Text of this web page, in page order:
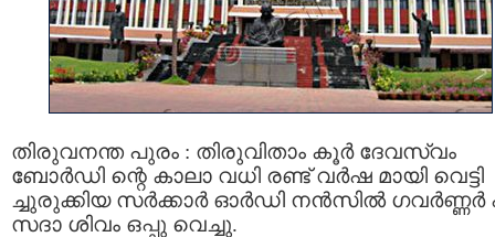
തിരുവനന്ത പുരം : തിരുവിതാം കൂര്‍ ദേവസ്വം
ബോര്‍ഡി ന്റെ കാലാ വധി രണ്ട് വര്‍ഷ മായി വെട്ടി
ച്ചുരുക്കിയ സര്‍ക്കാര്‍ ഓര്‍ഡി നന്‍സില്‍ ഗവര്‍ണ്ണര്‍
സദാ ശിവം ഒപ്പു വെച്ചു.